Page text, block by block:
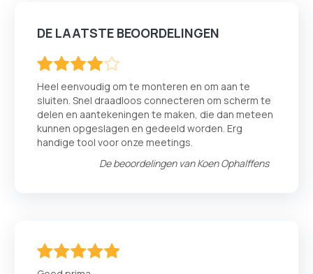
DE LAATSTE BEOORDELINGEN
Heel eenvoudig om te monteren en om aan te
sluiten. Snel draadloos connecteren om scherm te
delen en aantekeningen te maken, die dan meteen
kunnen opgeslagen en gedeeld worden. Erg
handige tool voor onze meetings.
De beoordelingen vanKoen Ophalffens